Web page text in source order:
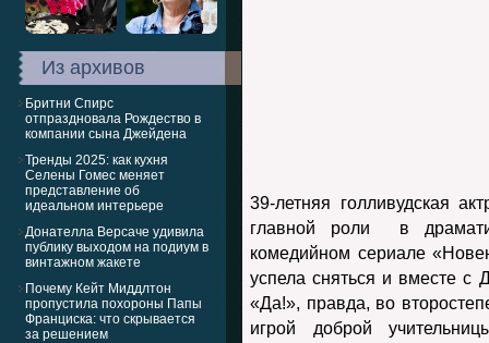
Из архивов
Бритни Спирс
отпраздновала Рождество в
компании сына Джейдена
Тренды 2025: как кухня
Селены Гомес меняет
представление об
идеальном интерьере
Донателла Версаче удивила
публику выходом на подиум в
винтажном жакете
Почему Кейт Миддлтон
пропустила похороны Папы
Франциска: что скрывается
за решением
39-летняя голливудская
главной роли в
комедийном сериале
успела сняться и вместе
«Да!», правда, во
игрой доброй